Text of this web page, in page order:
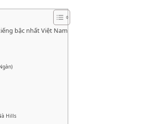
bậc nhất Việt Nam
Hills